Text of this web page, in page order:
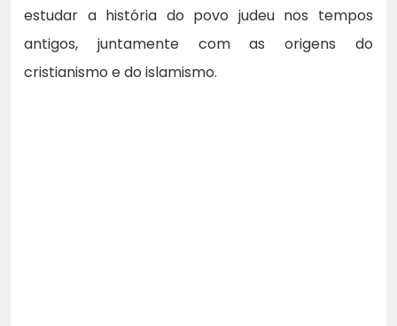
estudar a história do povo judeu nos tempos
antigos, juntamente com as origens do
cristianismo e do islamismo.